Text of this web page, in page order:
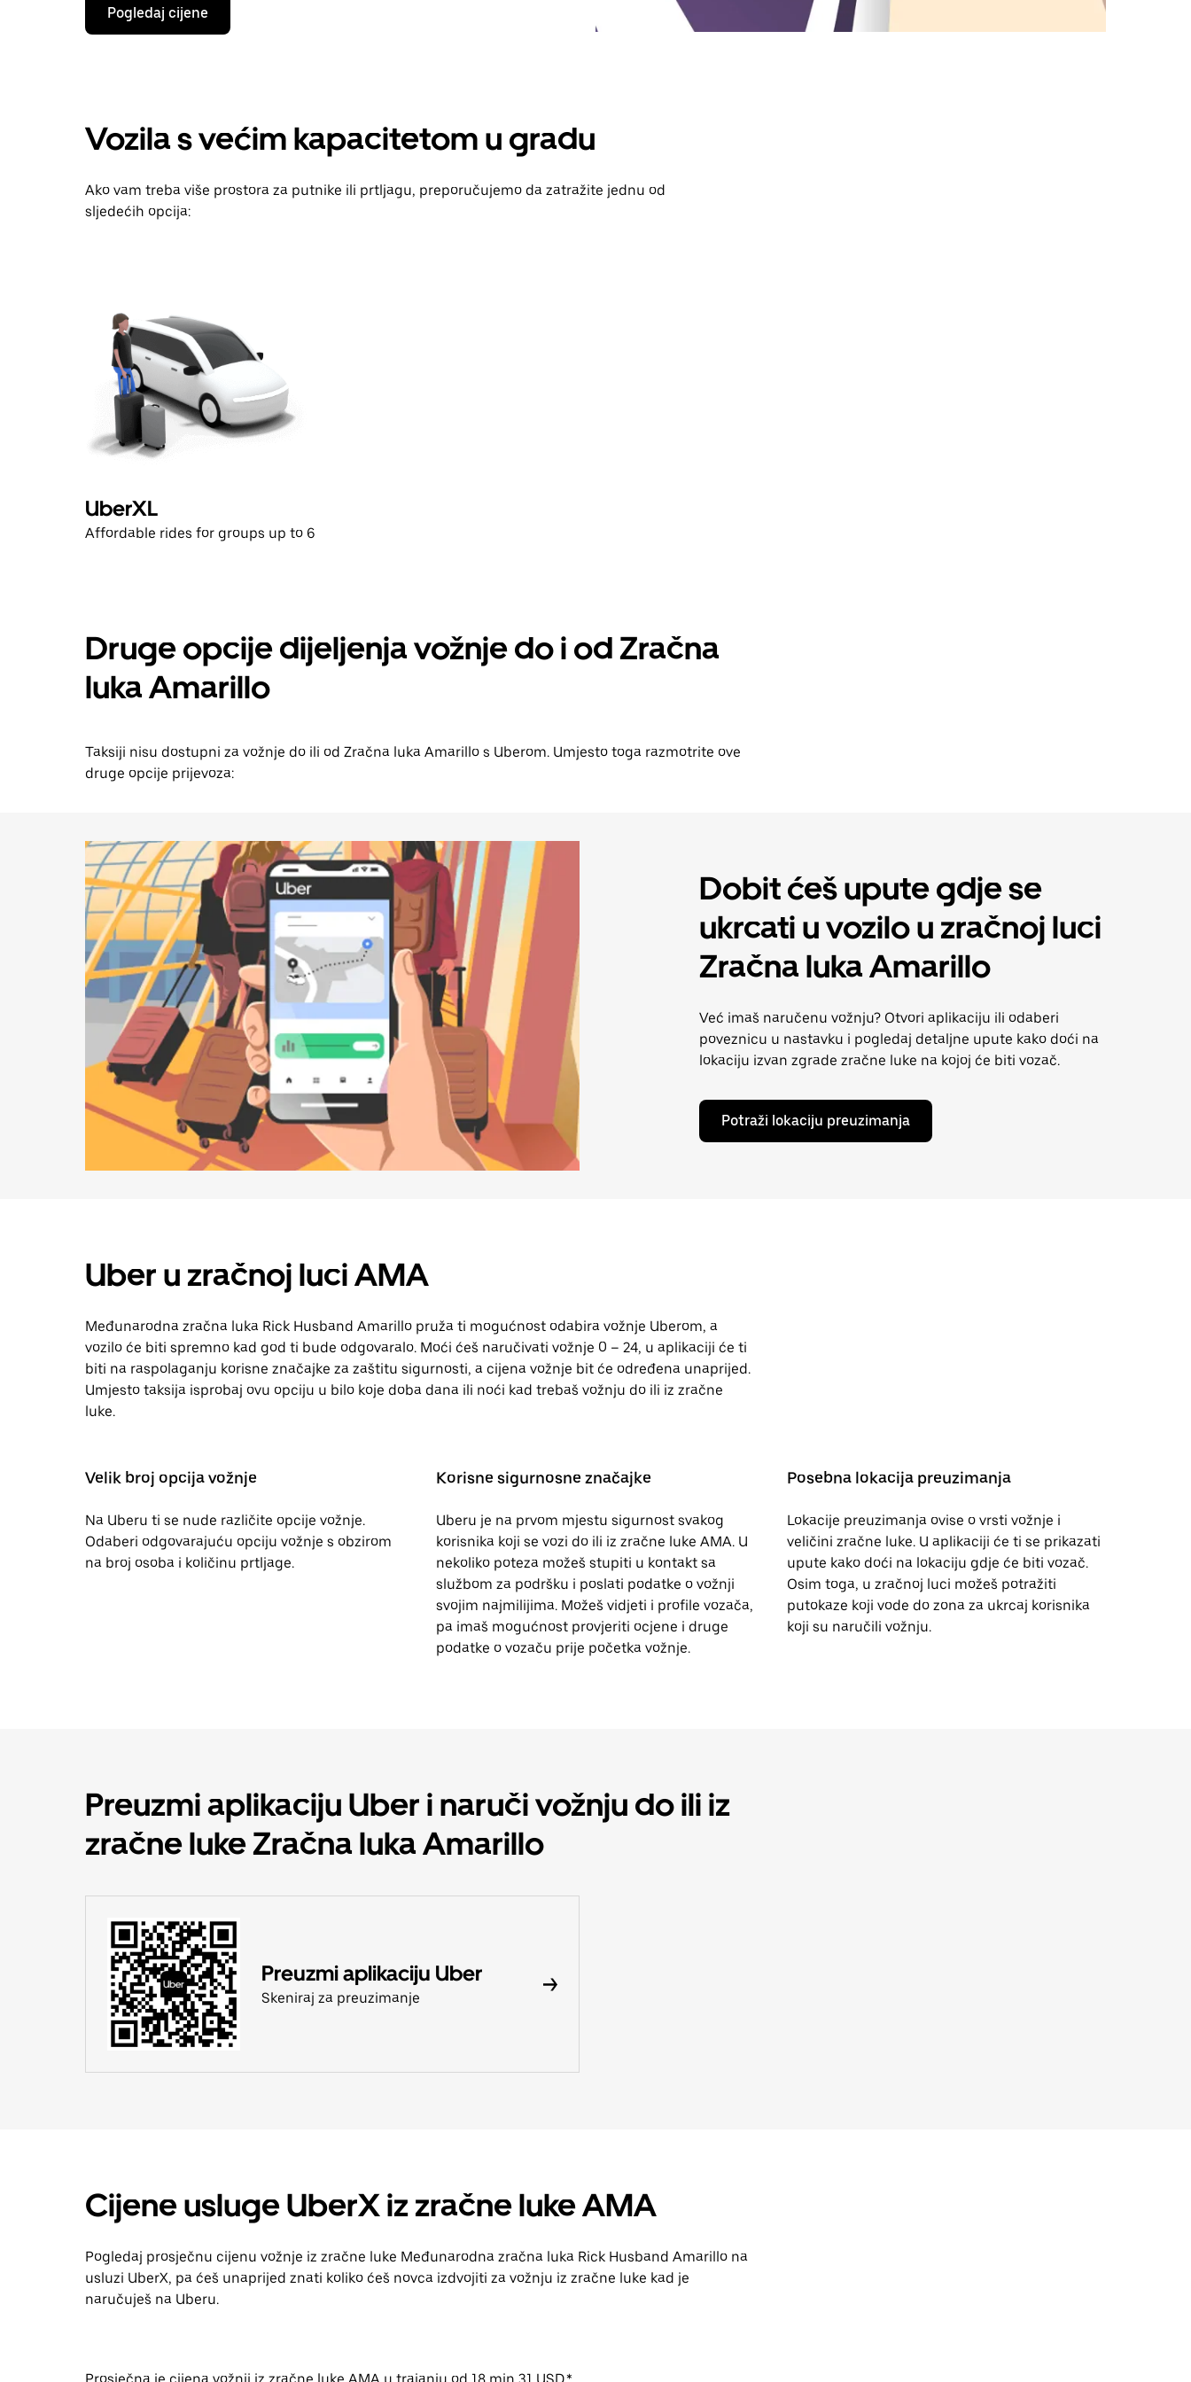
Pritisni
tipku
sa
s
kalendarom
datum.
Pritisni
Pogledaj cijene
Vozila s većim kapacitetom u gradu
Ako vam treba više prostora za putnike ili prtljagu, preporučujemo da zatražite jednu od
sljedećih opcija:
UberXL
Affordable rides for groups up to 6
Druge opcije dijeljenja vožnje do i od Zračna
luka Amarillo
Taksiji nisu dostupni za vožnje do ili od Zračna luka Amarillo s Uberom. Umjesto toga razmotrite ove
druge opcije prijevoza:
Dobit ćeš upute gdje se
ukrcati u vozilo u zračnoj luci
Zračna luka Amarillo
Već imaš naručenu vožnju? Otvori aplikaciju ili odaberi
poveznicu u nastavku i pogledaj detaljne upute kako doći na
lokaciju izvan zgrade zračne luke na kojoj će biti vozač.
Potraži lokaciju preuzimanja
Uber u zračnoj luci AMA
Međunarodna zračna luka Rick Husband Amarillo pruža ti mogućnost odabira vožnje Uberom, a
vozilo će biti spremno kad god ti bude odgovaralo. Moći ćeš naručivati vožnje 0 – 24, u aplikaciji će ti
biti na raspolaganju korisne značajke za zaštitu sigurnosti, a cijena vožnje bit će određena unaprijed.
Umjesto taksija isprobaj ovu opciju u bilo koje doba dana ili noći kad trebaš vožnju do ili iz zračne
luke.
Velik broj opcija vožnje
Na Uberu ti se nude različite opcije vožnje.
Odaberi odgovarajuću opciju vožnje s obzirom
na broj osoba i količinu prtljage.
Korisne sigurnosne značajke
Uberu je na prvom mjestu sigurnost svakog
korisnika koji se vozi do ili iz zračne luke AMA. U
nekoliko poteza možeš stupiti u kontakt sa
službom za podršku i poslati podatke o vožnji
svojim najmilijima. Možeš vidjeti i profile vozača,
pa imaš mogućnost provjeriti ocjene i druge
podatke o vozaču prije početka vožnje.
Posebna lokacija preuzimanja
Lokacije preuzimanja ovise o vrsti vožnje i
veličini zračne luke. U aplikaciji će ti se prikazati
upute kako doći na lokaciju gdje će biti vozač.
Osim toga, u zračnoj luci možeš potražiti
putokaze koji vode do zona za ukrcaj korisnika
koji su naručili vožnju.
Preuzmi aplikaciju Uber i naruči vožnju do ili iz
zračne luke Zračna luka Amarillo
Preuzmi aplikaciju Uber
Skeniraj za preuzimanje
Cijene usluge UberX iz zračne luke AMA
Pogledaj prosječnu cijenu vožnje iz zračne luke Međunarodna zračna luka Rick Husband Amarillo na
usluzi UberX, pa ćeš unaprijed znati koliko ćeš novca izdvojiti za vožnju iz zračne luke kad je
naručuješ na Uberu.